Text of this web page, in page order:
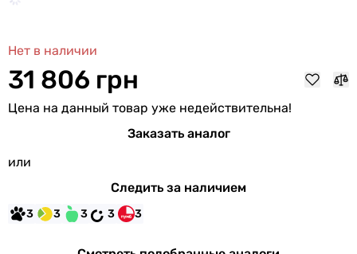
Нет в наличии
31 806 грн
Цена на данный товар уже недействительна!
Заказать аналог
или
Следить за наличием
3 3 3 3 3